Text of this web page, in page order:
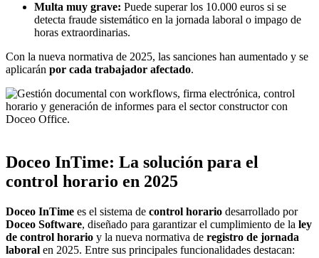
Multa muy grave: Puede superar los 10.000 euros si se
detecta fraude sistemático en la jornada laboral o impago de
horas extraordinarias.
Con la nueva normativa de 2025, las sanciones han aumentado y se
aplicarán por cada trabajador afectado.
Doceo InTime: La solución para el
control horario en 2025
Doceo InTime es el sistema de control horario desarrollado por
Doceo Software, diseñado para garantizar el cumplimiento de la ley
de control horario y la nueva normativa de registro de jornada
laboral en 2025. Entre sus principales funcionalidades destacan: